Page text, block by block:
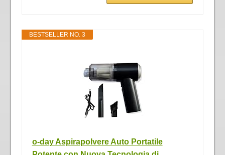
BESTSELLER NO. 3
o-day Aspirapolvere Auto Portatile